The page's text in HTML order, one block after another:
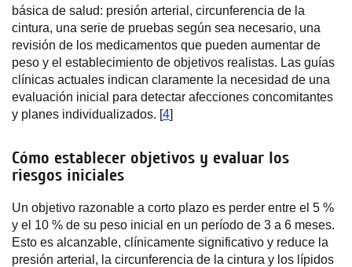
básica de salud: presión arterial, circunferencia de la
cintura, una serie de pruebas según sea necesario, una
revisión de los medicamentos que pueden aumentar de
peso y el establecimiento de objetivos realistas. Las guías
clínicas actuales indican claramente la necesidad de una
evaluación inicial para detectar afecciones concomitantes
y planes individualizados. [4]
Cómo establecer objetivos y evaluar los
riesgos iniciales
Un objetivo razonable a corto plazo es perder entre el 5 %
y el 10 % de su peso inicial en un período de 3 a 6 meses.
Esto es alcanzable, clínicamente significativo y reduce la
presión arterial, la circunferencia de la cintura y los lípidos